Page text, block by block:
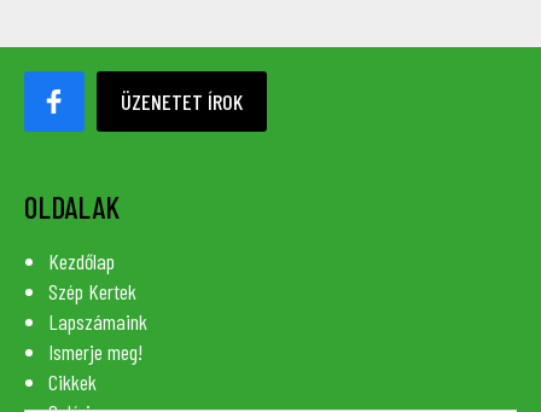
ÜZENETET ÍROK
OLDALAK
Kezdőlap
Szép Kertek
Lapszámaink
Ismerje meg!
Cikkek